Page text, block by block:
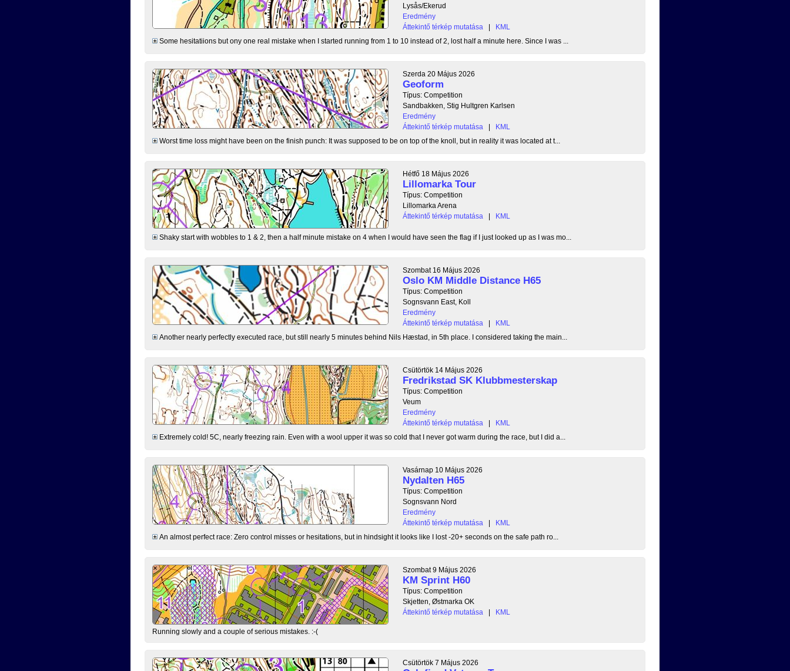
Lysås/Ekerud
Eredmény
Áttekintő térkép mutatása
|
KML
Some hesitatiions but ony one real mistake when I started running from 1 to 10 instead of 2, lost half a minute here. Since I was ...
Szerda 20 Május 2026
Geoform
Típus: Competition
Sandbakken, Stig Hultgren Karlsen
Eredmény
Áttekintő térkép mutatása
|
KML
Worst time loss might have been on the finish punch: It was supposed to be on top of the knoll, but in reality it was located at t...
Hétfő 18 Május 2026
Lillomarka Tour
Típus: Competition
Lillomarka Arena
Áttekintő térkép mutatása
| KML
Shaky start with wobbles to 1 & 2, then a half minute mistake on 4 when I would have seen the flag if I just looked up as I was mo...
Szombat 16 Május 2026
Oslo KM Middle Distance H65
Típus: Competition
Sognsvann East, Koll
Eredmény
Áttekintő térkép mutatása
|
KML
Another nearly perfectly executed race, but still nearly 5 minutes behind Nils Hæstad, in 5th place. I considered taking the main...
Csütörtök 14 Május 2026
Fredrikstad SK Klubbmesterskap
Típus: Competition
Veum
Eredmény
Áttekintő térkép mutatása
|
KML
Extremely cold! 5C, nearly freezing rain. Even with a wool upper it was so cold that I never got warm during the race, but I did a...
Vasárnap 10 Május 2026
Nydalten H65
Típus: Competition
Sognsvann Nord
Eredmény
Áttekintő térkép mutatása
|
KML
An almost perfect race: Zero control misses or hesitations, but in hindsight it looks like I lost -20+ seconds on the safe path ro...
Szombat 9 Május 2026
KM Sprint H60
Típus: Competition
Skjetten, Østmarka OK
Áttekintő térkép mutatása
| KML
Running slowly and a couple of serious mistakes. :-(
Csütörtök 7 Május 2026